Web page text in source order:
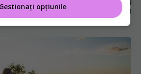
pentru obținerea și reînnoirea
Ce se schimbă
Gestionați opțiunile